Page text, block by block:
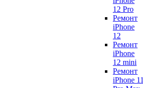
12 Pro
Ремонт
iPhone
12
Ремонт
iPhone
12 mini
Ремонт
iPhone 11